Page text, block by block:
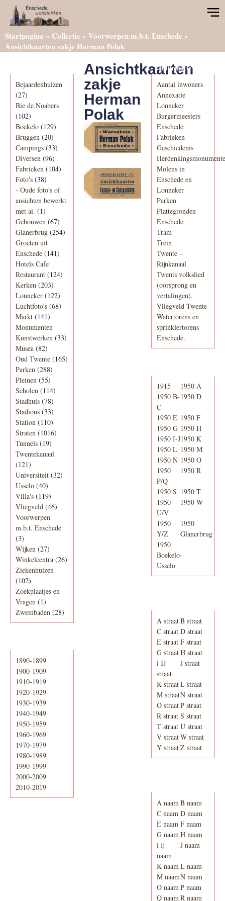
Startpagina » Collectie » Voorwerpen m.b.t. Enschede »
Ansichtkaarten zakje Herman Polak
Bejaardenhuizen
(27)
Bie de Noabers
(102)
Boekelo (129)
Bruggen (20)
Campings (33)
Diversen (96)
Fabrieken (104)
Foto's (38)
- Oude foto's of
ansichten bewerkt
met ai. (1)
Gebouwen (67)
Glanerbrug (254)
Groeten uit
Enschede (141)
Hotels Cafe
Restaurant (124)
Kerken (203)
Lonneker (122)
Luchtfoto's (68)
Markt (141)
Monumenten
Kunstwerken (33)
Musea (82)
Oud Twente (165)
Parken (288)
Pleinen (55)
Scholen (114)
Stadhuis (78)
Stadions (33)
Station (110)
Straten (1016)
Tunnels (19)
Twentekanaal
(121)
Universiteit (32)
Usselo (40)
Villa's (119)
Vliegveld (46)
Voorwerpen
m.b.t. Enschede
(3)
Wijken (27)
Winkelcentra (26)
Ziekenhuizen
(102)
Zoekplaatjes en
Vragen (1)
Zwembaden (28)
1890-1899
1900-1909
1910-1919
1920-1929
1930-1939
1940-1949
1950-1959
1960-1969
1970-1979
1980-1989
1990-1999
2000-2009
2010-2019
Ansichtkaarten
zakje
Herman
Polak
Informatie
Aantal inwoners
Annexatie
Lonneker
Burgermeesters
Enschede
Fabrieken
Geschiedenis
Molens in
Enschede en
Lonneker
Parken
Plattegronden
Enschede
Tram
Trein
Twente –
Rijnkanaal
Twents volkslied
(oorsprong en
vertalingen).
Vliegveld Twente
Watertorens en
sprinklertorens
Enschede.
1915
1950 A
1950 B-
C
1950 D
1950 E 1950 F
1950 G 1950 H
1950 I-J1950 K
1950 L 1950 M
1950 N 1950 O
1950
P/Q
1950 R
1950 S 1950 T
1950
U/V
1950 W
1950
Y/Z
1950
Glanerbrug
1950
Boekelo-
Usselo
A straatB straat
C straat D straat
E straat F straat
G straatH straat
i IJ
straat
J straat
K straatL straat
M straatN straat
O straatP straat
R straat S straat
T straat U straat
V straatW straat
Y straatZ straat
A naamB naam
C naam D naam
E naam F naam
G naamH naam
i ij
naam
J naam
K naamL naam
M naamN naam
O naamP naam
Q naamR naam